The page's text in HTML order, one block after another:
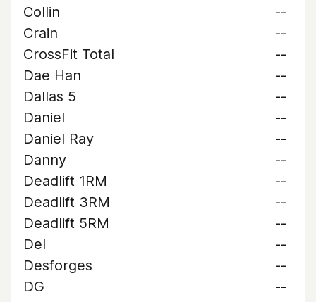
Collin
--
Crain
--
CrossFit Total
--
Dae Han
--
Dallas 5
--
Daniel
--
Daniel Ray
--
Danny
--
Deadlift 1RM
--
Deadlift 3RM
--
Deadlift 5RM
--
Del
--
Desforges
--
DG
--